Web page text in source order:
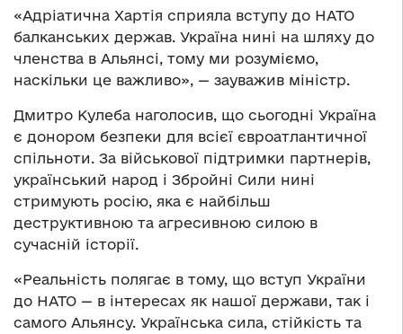
«Адріатична Хартія сприяла вступу до НАТО
балканських держав. Україна нині на шляху до
членства в Альянсі, тому ми розуміємо,
наскільки це важливо», — зауважив міністр.
Дмитро Кулеба наголосив, що сьогодні Україна
є донором безпеки для всієї євроатлантичної
спільноти. За військової підтримки партнерів,
український народ і Збройні Сили нині
стримують росію, яка є найбільш
деструктивною та агресивною силою в
сучасній історії.
«Реальність полягає в тому, що вступ України
до НАТО — в інтересах як нашої держави, так і
самого Альянсу. Українська сила, стійкість та